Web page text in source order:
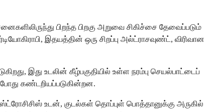
பிறந்த பிறகு அறுவை சிகிச்சை தேவைப்படும்
இதயத்தின் ஒரு சிறப்பு அல்ட்ராசவுண்ட், விரிவான
இது உடலின் கீழ்பகுதியில் உள்ள நரம்பு செயல்பாட்டைப்
கண்டறியப்படுகின்றன.
உடன், குடல்கள் தொப்புள் பொத்தானுக்கு அருகில்